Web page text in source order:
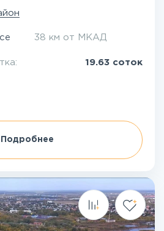
38 км от МКАД
19.63 соток
Подробнее